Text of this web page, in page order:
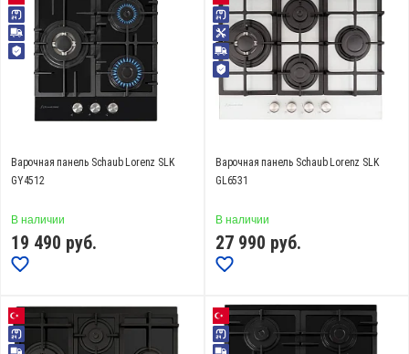
от
Варочная панель Schaub Lorenz SLK
GY4512
В наличии
19 490 руб.
Варочная панель Schaub Lorenz SLK
GL6531
В наличии
27 990 руб.